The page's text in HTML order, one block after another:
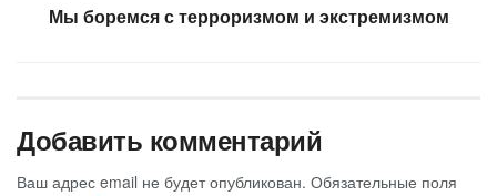
Мы боремся с терроризмом и экстремизмом
Добавить комментарий
Ваш адрес email не будет опубликован. Обязательные поля